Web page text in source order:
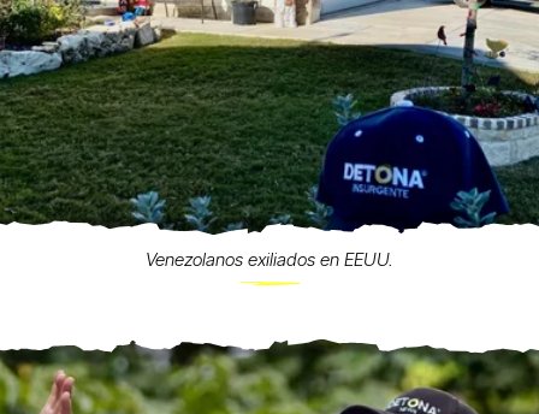
Venezolanos exiliados en EEUU.